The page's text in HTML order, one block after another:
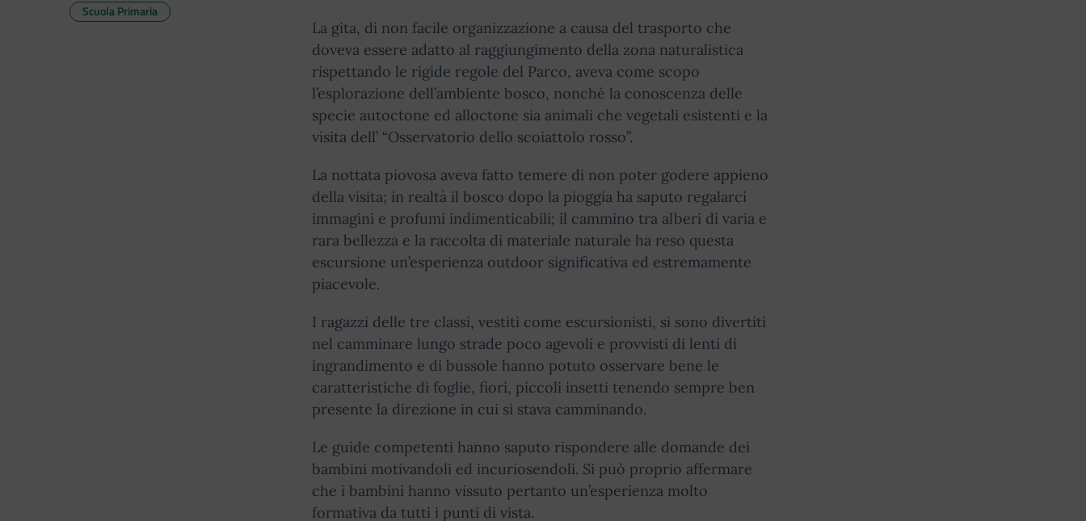
La gita, di non facile organizzazione a causa del trasporto che
doveva essere adatto al raggiungimento della zona naturalistica
rispettando le rigide regole del Parco, aveva come scopo
l’esplorazione dell’ambiente bosco, nonché la conoscenza delle
specie autoctone ed alloctone sia animali che vegetali esistenti e la
visita dell’ “Osservatorio dello scoiattolo rosso”.
La nottata piovosa aveva fatto temere di non poter godere appieno
della visita; in realtà il bosco dopo la pioggia ha saputo regalarci
immagini e profumi indimenticabili; il cammino tra alberi di varia e
rara bellezza e la raccolta di materiale naturale ha reso questa
escursione un’esperienza outdoor significativa ed estremamente
piacevole.
I ragazzi delle tre classi, vestiti come escursionisti, si sono divertiti
nel camminare lungo strade poco agevoli e provvisti di lenti di
ingrandimento e di bussole hanno potuto osservare bene le
caratteristiche di foglie, fiori, piccoli insetti tenendo sempre ben
presente la direzione in cui si stava camminando.
Le guide competenti hanno saputo rispondere alle domande dei
bambini motivandoli ed incuriosendoli. Si può proprio affermare
che i bambini hanno vissuto pertanto un’esperienza molto
formativa da tutti i punti di vista.
Scuola Primaria